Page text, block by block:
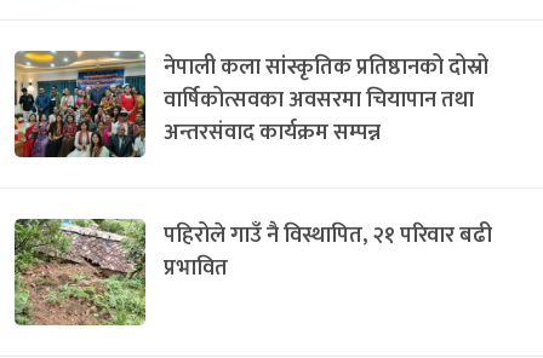
नेपाली कला सांस्कृतिक प्रतिष्ठानको दोस्रो
वार्षिकोत्सवका अवसरमा चियापान तथा
अन्तरसंवाद कार्यक्रम सम्पन्न
पहिरोले गाउँ नै विस्थापित, २१ परिवार बढी
प्रभावित